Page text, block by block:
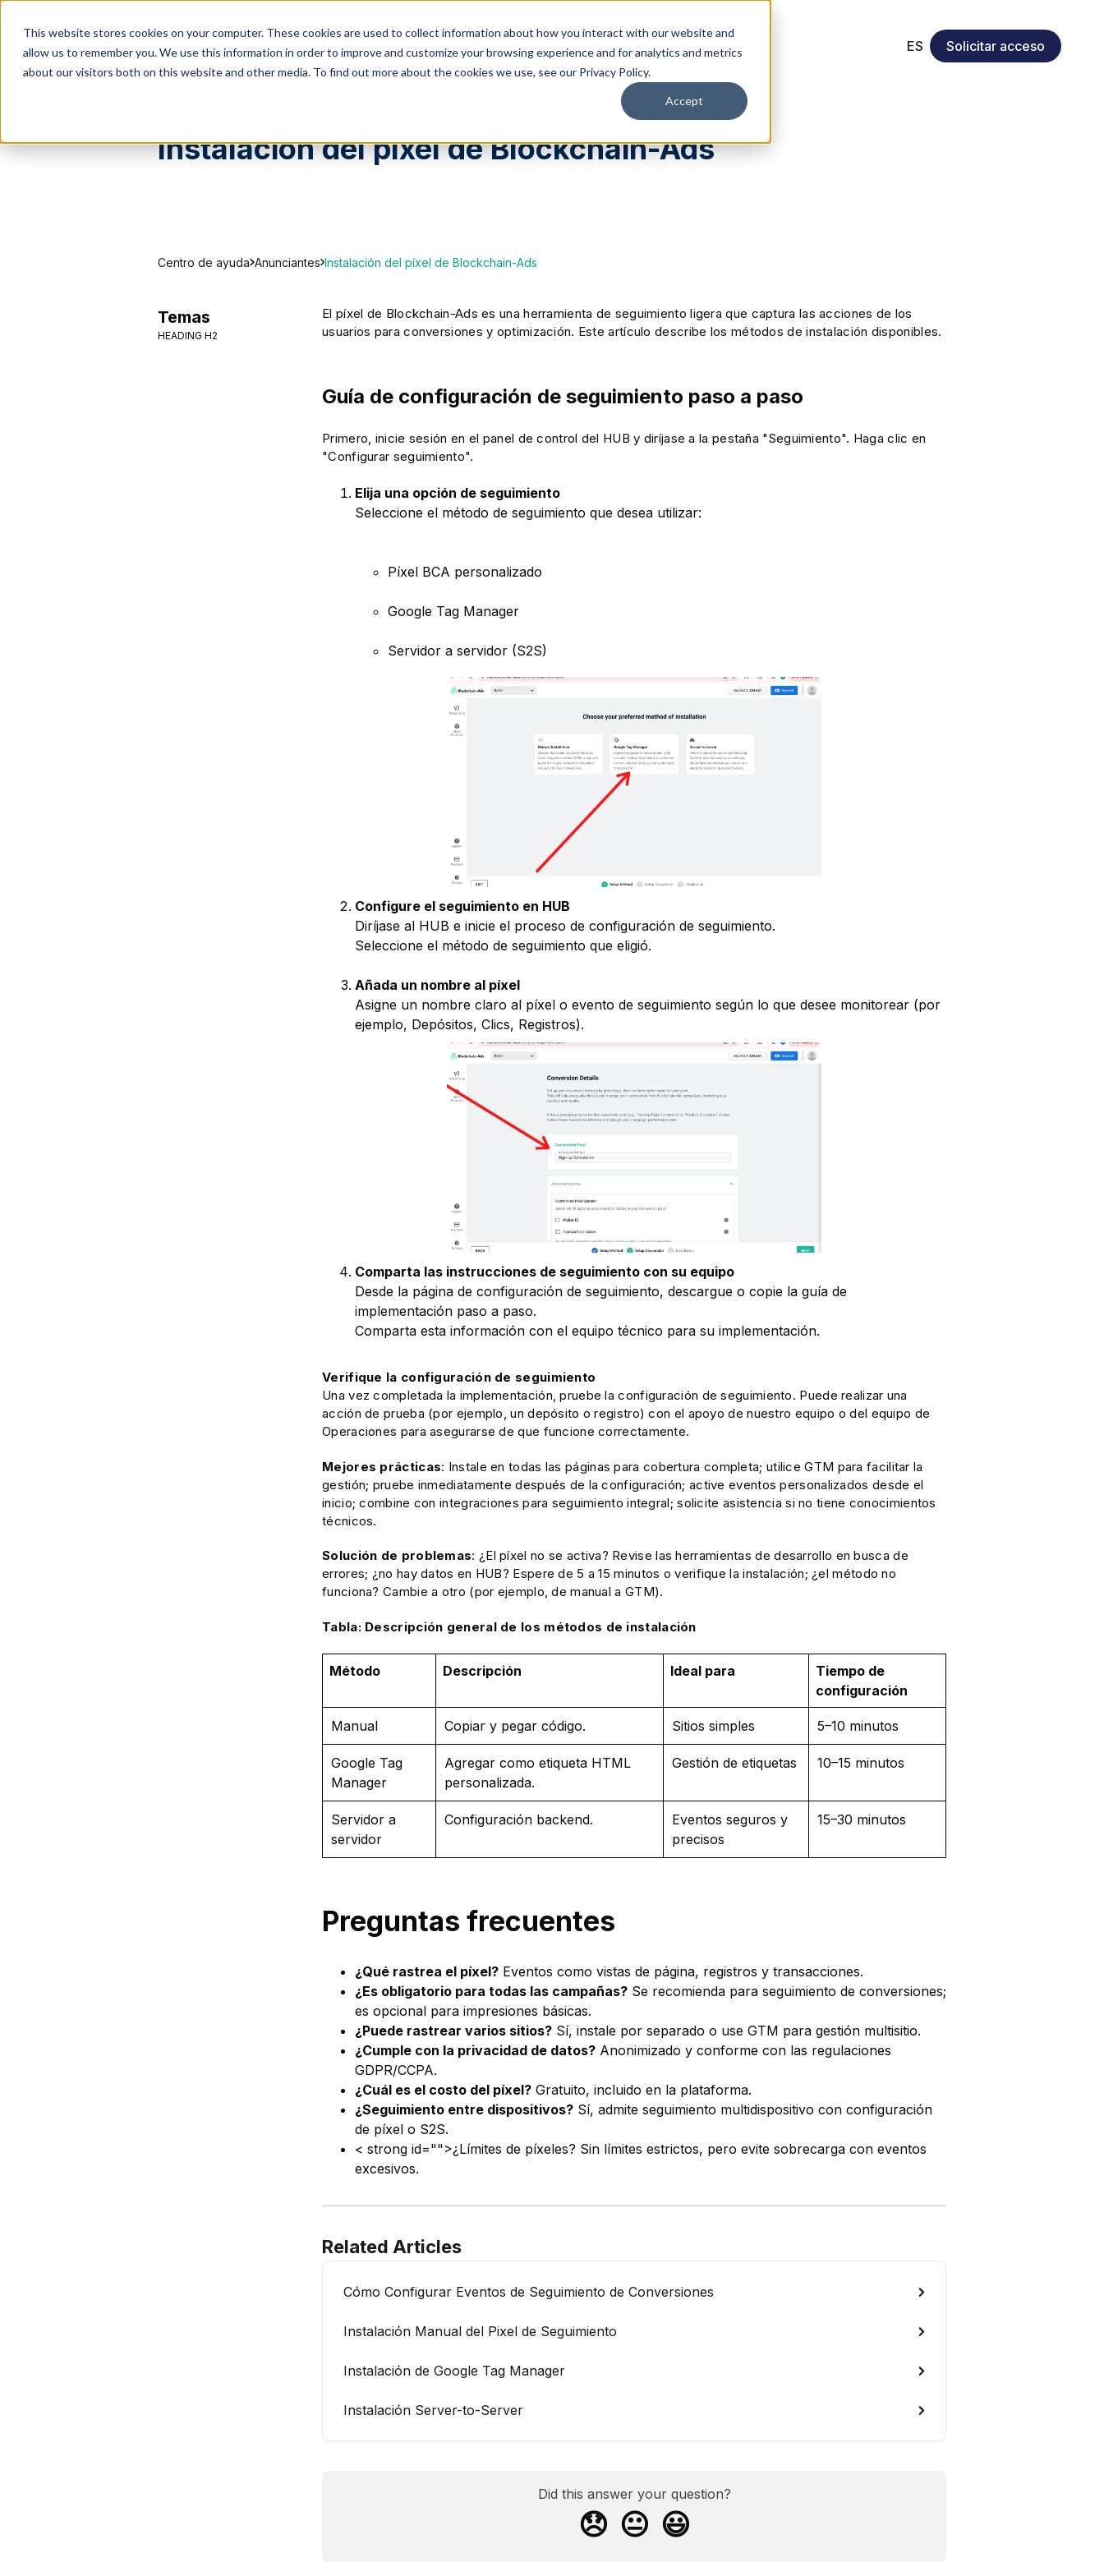
This website stores cookies on your computer. These cookies are used to collect information about how you interact with our website and
allow us to remember you. We use this information in order to improve and customize your browsing experience and for analytics and metrics
about our visitors both on this website and other media. To find out more about the cookies we use, see our Privacy Policy.
Accept
}
Soluciones Plataforma Recursos Empresa ES Solicitar acceso
Instalación del píxel de Blockchain-Ads
Centro de ayuda Anunciantes Instalación del píxel de Blockchain-Ads
Temas
HEADING H2
El píxel de Blockchain-Ads es una herramienta de seguimiento ligera que captura las acciones de los
usuarios para conversiones y optimización. Este artículo describe los métodos de instalación disponibles.
Guía de configuración de seguimiento paso a paso
Primero, inicie sesión en el panel de control del HUB y diríjase a la pestaña "Seguimiento". Haga clic en
"Configurar seguimiento".
Elija una opción de seguimiento
Seleccione el método de seguimiento que desea utilizar:
Píxel BCA personalizado
Google Tag Manager
Servidor a servidor (S2S)
Configure el seguimiento en HUB
Diríjase al HUB e inicie el proceso de configuración de seguimiento.
Seleccione el método de seguimiento que eligió.
Añada un nombre al píxel
Asigne un nombre claro al píxel o evento de seguimiento según lo que desee monitorear (por
ejemplo, Depósitos, Clics, Registros).
Comparta las instrucciones de seguimiento con su equipo
Desde la página de configuración de seguimiento, descargue o copie la guía de
implementación paso a paso.
Comparta esta información con el equipo técnico para su implementación.
Verifique la configuración de seguimiento
Una vez completada la implementación, pruebe la configuración de seguimiento. Puede realizar una
acción de prueba (por ejemplo, un depósito o registro) con el apoyo de nuestro equipo o del equipo de
Operaciones para asegurarse de que funcione correctamente.
Mejores prácticas: Instale en todas las páginas para cobertura completa; utilice GTM para facilitar la
gestión; pruebe inmediatamente después de la configuración; active eventos personalizados desde el
inicio; combine con integraciones para seguimiento integral; solicite asistencia si no tiene conocimientos
técnicos.
Solución de problemas: ¿El píxel no se activa? Revise las herramientas de desarrollo en busca de
errores; ¿no hay datos en HUB? Espere de 5 a 15 minutos o verifique la instalación; ¿el método no
funciona? Cambie a otro (por ejemplo, de manual a GTM).
Tabla: Descripción general de los métodos de instalación
Método Descripción Ideal para
Tiempo de
configuración
Manual Copiar y pegar código. Sitios simples 5–10 minutos
Google Tag
Manager
Agregar como etiqueta HTML
personalizada.
Gestión de etiquetas 10–15 minutos
Servidor a
servidor
Configuración backend.
Eventos seguros y
precisos
15–30 minutos
Preguntas frecuentes
¿Qué rastrea el píxel? Eventos como vistas de página, registros y transacciones.
¿Es obligatorio para todas las campañas? Se recomienda para seguimiento de conversiones;
es opcional para impresiones básicas.
¿Puede rastrear varios sitios? Sí, instale por separado o use GTM para gestión multisitio.
¿Cumple con la privacidad de datos? Anonimizado y conforme con las regulaciones
GDPR/CCPA.
¿Cuál es el costo del píxel? Gratuito, incluido en la plataforma.
¿Seguimiento entre dispositivos? Sí, admite seguimiento multidispositivo con configuración
de píxel o S2S.
< strong id="">¿Límites de píxeles? Sin límites estrictos, pero evite sobrecarga con eventos
excesivos.
Related Articles
Cómo Configurar Eventos de Seguimiento de Conversiones
Instalación Manual del Pixel de Seguimiento
Instalación de Google Tag Manager
Instalación Server-to-Server
Did this answer your question?
😞 😐 😃